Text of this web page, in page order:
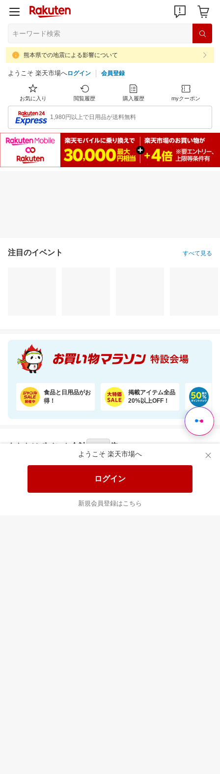
熊本県での地震による影響について
ようこそ 楽天市場へログイン 会員登録
お気に入り 閲覧履歴 購入履歴 myクーポン
1,980円以上で日用品が送料無料
ようこそ 楽天市場へ
ログイン
新規会員登録はこちら
注目のイベント すべて見る
食品と日用品がお
得！
掲載アイテム全品
20%以上OFF！
あなたはポイント 合計 倍